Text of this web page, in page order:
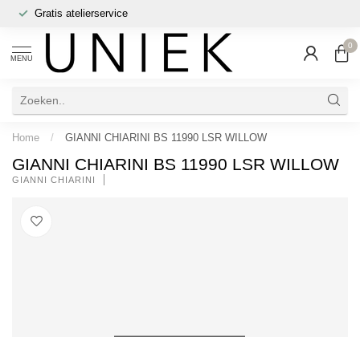
Gratis atelierservice
MENU
0
Home / GIANNI CHIARINI BS 11990 LSR WILLOW
GIANNI CHIARINI BS 11990 LSR WILLOW
GIANNI CHIARINI